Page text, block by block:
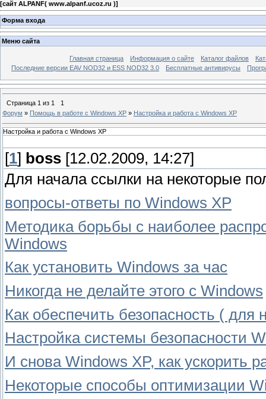
[сайт ALPANF( www.alpanf.ucoz.ru )]
Форма входа
Меню сайта
Главная страница Информация о сайте Каталог файлов
Последние версии EAV NOD32 и ESS NOD32 3.0
Бесплатные антивирусы
Страница 1 из 1
1
Форум » Помощь в работе с Windows XP » Настройка и работа с Windows ХР
Настройка и работа с Windows ХР
[1] boss [12.02.2009, 14:27]
Для начала ссылки на некоторые
вопросы-ответы по Windows XP
Методика борьбы с наиболее
Windows
Как установить Windows за час
Никогда не делайте этого с Windows
Как обеспечить безопасность ( для
Настройка системы безопасности
И снова Windows XP, как ускорить
Некоторые способы оптимизации